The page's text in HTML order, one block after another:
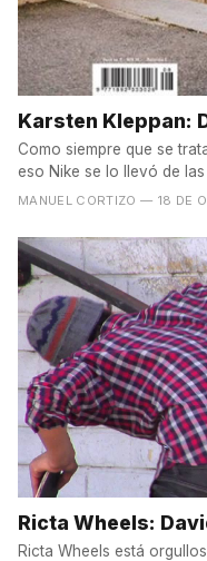
Karsten Kleppan:
Como siempre que se
eso Nike se lo llevó de
MANUEL CORTIZO — 18 DE
Ricta Wheels:
Ricta Wheels está